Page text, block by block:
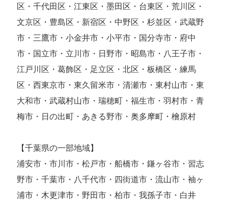
区・千代田区・江東区・墨田区・台東区・荒川区・
文京区・豊島区・新宿区・中野区・杉並区・武蔵野
市・三鷹市・小金井市・小平市・国分寺市・府中
市・国立市・立川市・日野市・昭島市・八王子市・
江戸川区・葛飾区・足立区・北区・板橋区・練馬
区・西東京市・東久留米市・清瀬市・東村山市・東
大和市・武蔵村山市・瑞穂町・福生市・羽村市・青
梅市・日の出町・あきる野市・奥多摩町・檜原村
【千葉県の一部地域】
浦安市・市川市・松戸市・船橋市・鎌ヶ谷市・習志
野市・千葉市・八千代市・四街道市・流山市・袖ヶ
浦市・木更津市・野田市・柏市・我孫子市・白井